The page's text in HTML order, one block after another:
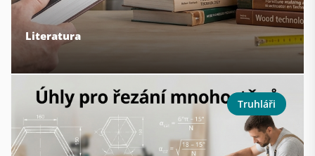
Literatura
Truhláři